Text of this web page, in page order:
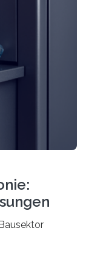
entwickelt:
voneinander
von
bei denen
üblicherweise
zwei
sie…